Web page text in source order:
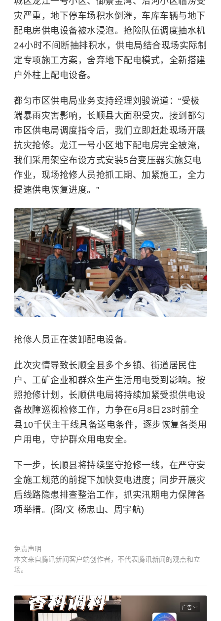
灾严重，地下停车场积水倒灌，车库车辆与地下
配电房供电设备被水浸泡。抢险队伍调度抽水机
24小时不间断抽排积水，供电局结合现场实际制
定专项施工方案，舍弃地下配电模式，全新搭建
户外柱上配电设备。
都匀市区供电局业务支持经理刘骏说道：“受极
端暴雨灾害影响，长顺县大面积受灾。接到都匀
市区供电局调度指令后，我们立即赶赴现场开展
抗灾抢修。龙江一号小区地下配电房完全被淹，
我们采用架空布设方式安装5台变压器实施复电
作业，现场抢修人员抢抓工期、加紧施工，全力
提速供电恢复进度。”
抢修人员正在装卸配电设备。
此次灾情导致长顺全县多个乡镇、街道居民住
户、工矿企业和群众生产生活用电受到影响。按
照抢修计划，长顺供电局将持续加紧受损供电设
备故障巡视检修工作，力争在6月8日23时前全
县10千伏主干线具备送电条件，逐步恢复各类用
户用电，守护群众用电安全。
下一步，长顺县将持续坚守抢修一线，在严守安
全施工规范的前提下加快复电进度；同步开展灾
后线路隐患排查整治工作，抓实汛期电力保障各
项举措。(图/文 杨忠山、周宇航)
免责声明
本文来自腾讯新闻客户端创作者，不代表腾讯新闻的观点和立
场。
广告